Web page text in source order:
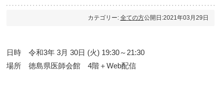
カテゴリー: 全ての方公開日:2021年03月29日
日時 令和3年 3月 30日 (火) 19:30～21:30
場所 徳島県医師会館 4階＋Web配信